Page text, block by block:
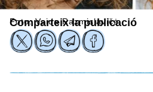
Foto: Vaida Razmislavičė
Comparteix la publicació